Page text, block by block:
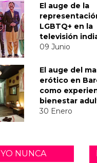
El auge de la
LGBTQ+ en la
televisión
09 Junio
El auge del
erótico en
como
bienestar
30 Enero
YO NUNCA